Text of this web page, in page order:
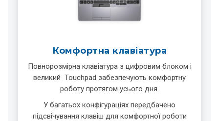
Комфортна клавіатура
Повнорозмірна клавіатура з цифровим блоком і
великий Touchpad забезпечують комфортну
роботу протягом усього дня.
У багатьох конфігураціях передбачено
підсвічування клавіш для комфортної роботи